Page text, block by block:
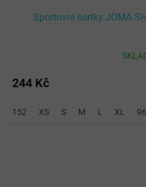
Sportovní šortky JOMA
244 Kč
152 XS S M L XL